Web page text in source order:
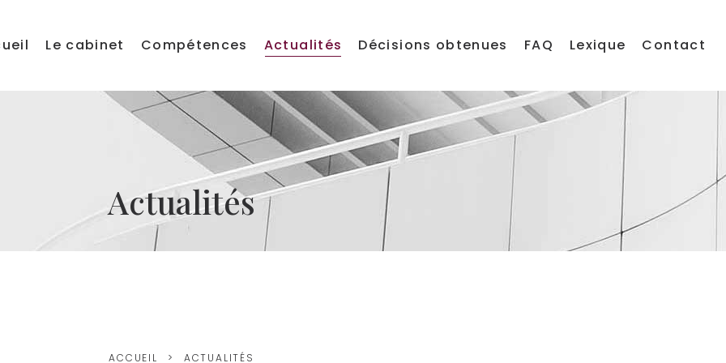
Le cabinet Compétences Actualités Décisions obtenues FAQ Lexique Contact
Actualités
ACCUEIL ACTUALITÉS